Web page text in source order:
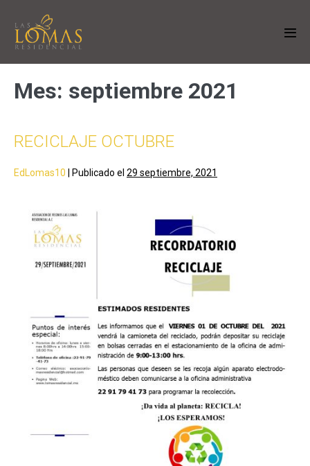
Mes: septiembre 2021
RECICLAJE OCTUBRE
EdLomas10 | Publicado el 29 septiembre, 2021